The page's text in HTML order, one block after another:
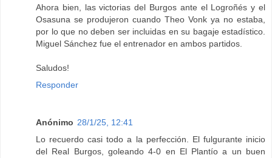
Ahora bien, las victorias del Burgos ante el Logroñés y el
Osasuna se produjeron cuando Theo Vonk ya no estaba,
por lo que no deben ser incluidas en su bagaje estadístico.
Miguel Sánchez fue el entrenador en ambos partidos.
Saludos!
Responder
Anónimo 28/1/25, 12:41
Lo recuerdo casi todo a la perfección. El fulgurante inicio
del Real Burgos, goleando 4-0 en El Plantío a un buen